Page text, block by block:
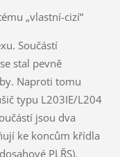
„vlastní-cizí“
Součástí
stal pevně
Naproti tomu
typu L203IE/L204
jsou dva
ke koncům křídla
PLŘS).